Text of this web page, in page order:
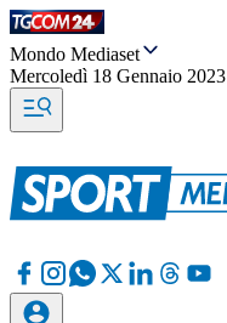
Mondo Mediaset
Mercoledì 18 Gennaio 2023